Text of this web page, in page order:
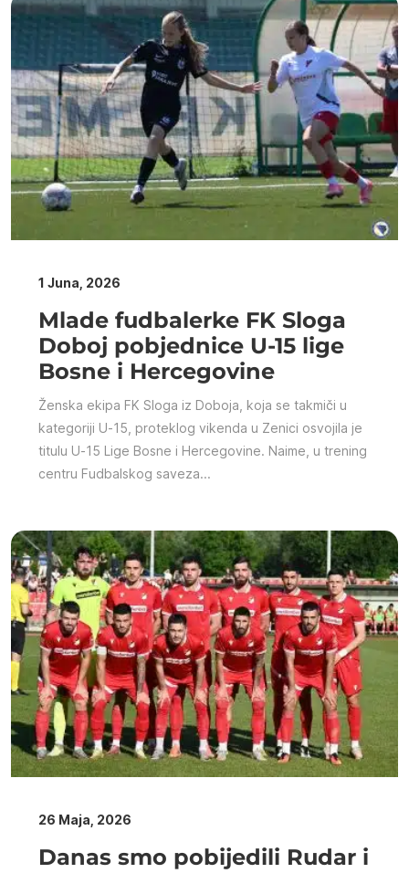
1 Juna, 2026
Mlade fudbalerke FK Sloga
Doboj pobjednice U-15 lige
Bosne i Hercegovine
Ženska ekipa FK Sloga iz Doboja, koja se takmiči u
kategoriji U-15, proteklog vikenda u Zenici osvojila je
titulu U-15 Lige Bosne i Hercegovine. Naime, u trening
centru Fudbalskog saveza...
26 Maja, 2026
Danas smo pobijedili Rudar i